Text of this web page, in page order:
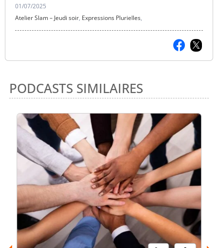
01/07/2025
Atelier Slam – Jeudi soir, Expressions Plurielles,
PODCASTS SIMILAIRES